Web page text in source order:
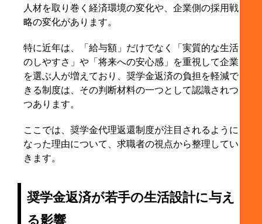
人材を取り巻く経済環境の変化や、企業側の採用戦
略の変化があります。
特に近年は、「給与額」だけでなく「実質的な生活
のしやすさ」や「将来への安心感」を重視して企業
を選ぶ人が増えており、奨学金返済の負担を軽減で
きる制度は、その判断材料の一つとして認識されつ
つあります。
ここでは、奨学金代理返還制度が注目されるように
なった理由について、求職者の視点から整理してい
きます。
奨学金返済が若手の生活設計に与え
る影響